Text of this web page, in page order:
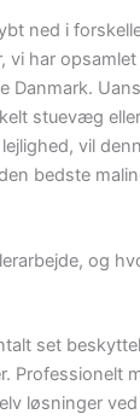
ned i
vi har
Danmark.
stuevæg
vil
bedste
og
set
Professionelt
løsninger